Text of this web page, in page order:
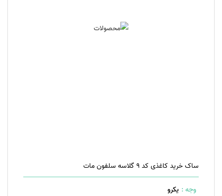
ساک خرید کاغذی کد 9 گلاسه سلفون مات
وجه : یکرو